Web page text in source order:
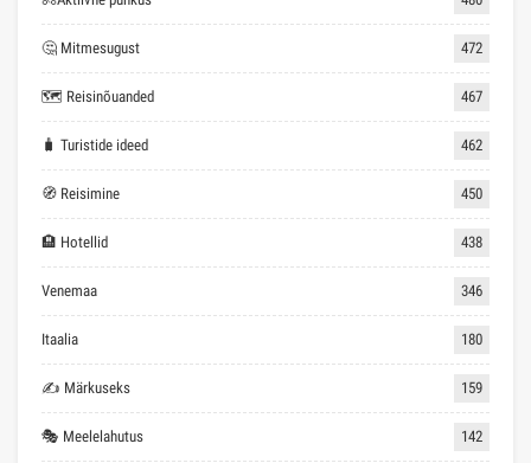
🤔 Mitmesugust 472
🗺 Reisinõuanded 467
🧳 Turistide ideed 462
🧭 Reisimine 450
🏨 Hotellid 438
Venemaa 346
Itaalia 180
✍ Märkuseks 159
🎭 Meelelahutus 142